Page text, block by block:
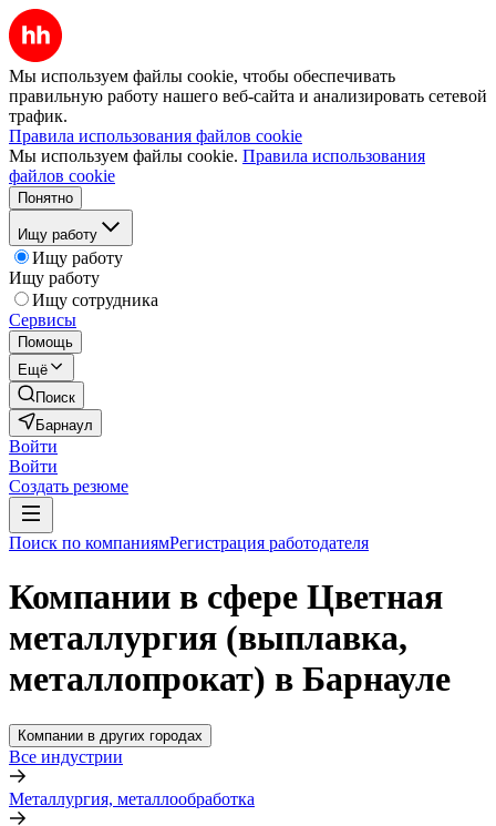
Мы используем файлы cookie, чтобы обеспечивать
правильную работу нашего веб-сайта и анализировать сетевой
трафик.
Правила использования файлов cookie
Мы используем файлы cookie. Правила использования
файлов cookie
Понятно
Ищу работу
Ищу работу
Ищу работу
Ищу сотрудника
Сервисы
Помощь
Ещё
Поиск
Барнаул
Войти
Войти
Создать резюме
Поиск по компаниямРегистрация работодателя
Компании в сфере Цветная
металлургия (выплавка,
металлопрокат) в Барнауле
Компании в других городах
Все индустрии
Металлургия, металлообработка